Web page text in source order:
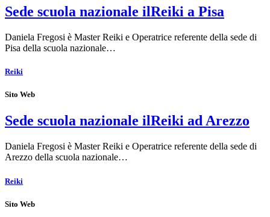
Sede scuola nazionale ilReiki a Pisa
Daniela Fregosi è Master Reiki e Operatrice referente della sede di
Pisa della scuola nazionale…
Reiki
Sito Web
Sede scuola nazionale ilReiki ad Arezzo
Daniela Fregosi è Master Reiki e Operatrice referente della sede di
Arezzo della scuola nazionale…
Reiki
Sito Web